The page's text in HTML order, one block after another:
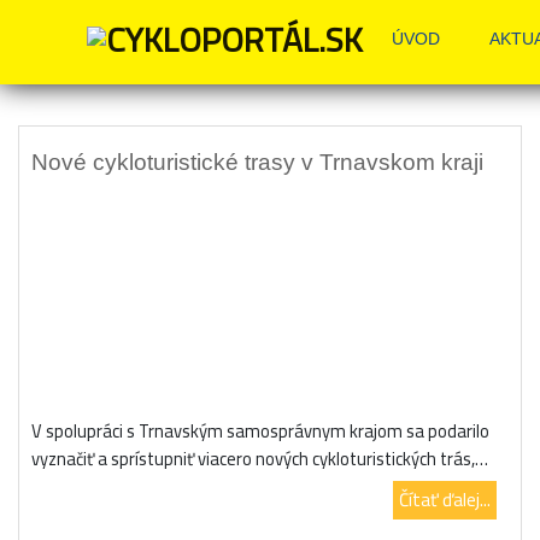
ÚVOD
Nové cykloturistické trasy v Trnavskom kraji
V spolupráci s Trnavským samosprávnym krajom sa podarilo
vyznačiť a sprístupniť viacero nových cykloturistických trás,…
Čítať ďalej...